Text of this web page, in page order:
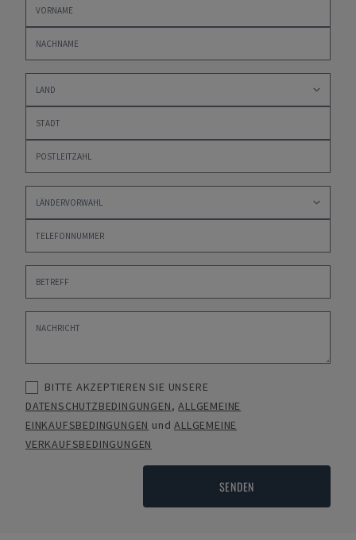
BITTE AKZEPTIEREN SIE UNSERE
DATENSCHUTZBEDINGUNGEN,ALLGEMEINE
EINKAUFSBEDINGUNGEN undALLGEMEINE
VERKAUFSBEDINGUNGEN
SENDEN